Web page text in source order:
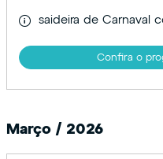
saideira de Carnaval
Confira o
Março / 2026